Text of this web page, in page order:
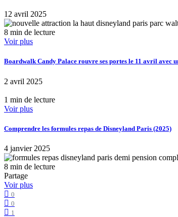
12 avril 2025
8 min de lecture
Voir plus
Boardwalk Candy Palace rouvre ses portes le 11 avril avec
2 avril 2025
1 min de lecture
Voir plus
Comprendre les formules repas de Disneyland Paris (2025)
4 janvier 2025
8 min de lecture
Partage
Voir plus
0
0
1